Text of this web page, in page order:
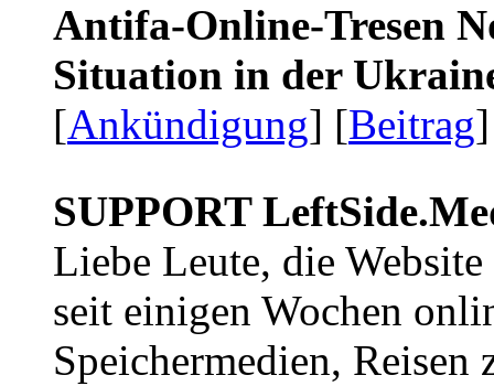
Antifa-Online-Tresen
Situation in der
[Ankündigung] [Beitrag
SUPPORT
Liebe Leute, die Website
seit einigen Wochen
Speichermedien, Reisen